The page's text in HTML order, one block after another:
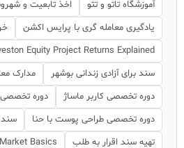
آموزشگاه تاتو و تتو
اخذ تابعیت و
یادگیری معامله گری با پرایس اکشن
Equity Project Returns Explained
سند برای آزادی زندانی بوشهر
مدارک
دوره تخصصی کاربر ماساژ
دوره تخصصی
دوره تخصصی طراحی پوست با حنا
سند
تهیه سند اقرار به طلب
Basics